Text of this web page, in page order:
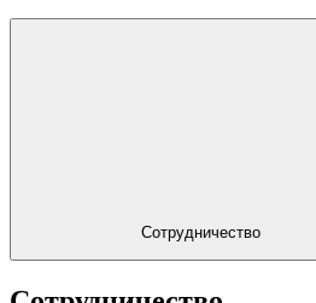
Сотрудничество